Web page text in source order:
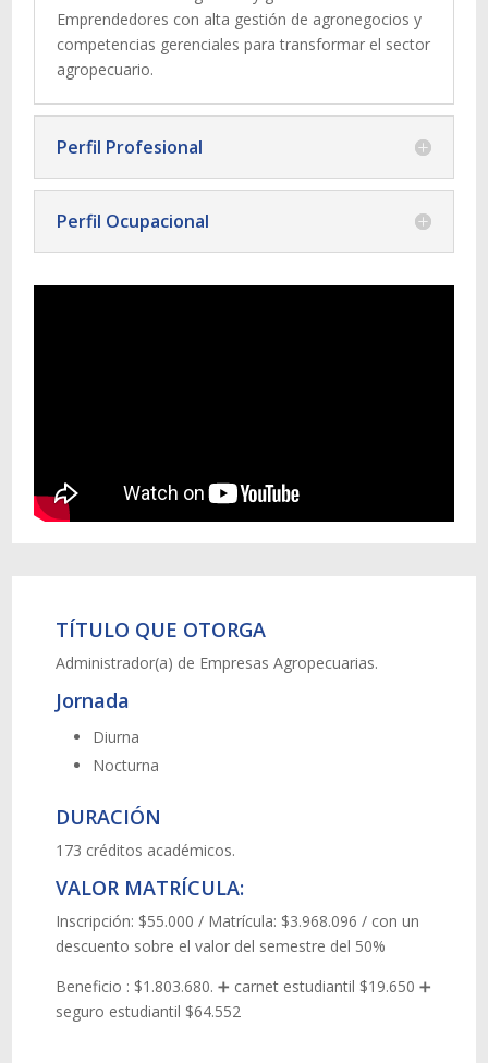
Emprendedores con alta gestión de agronegocios y
competencias gerenciales para transformar el sector
agropecuario.
Perfil Profesional
Perfil Ocupacional
TÍTULO QUE OTORGA
Administrador(a) de Empresas Agropecuarias.
Jornada
Diurna
Nocturna
DURACIÓN
173 créditos académicos.
VALOR MATRÍCULA:
Inscripción: $55.000 / Matrícula: $3.968.096 / con un
descuento sobre el valor del semestre del 50%
Beneficio : $1.803.680. ➕ carnet estudiantil $19.650 ➕
seguro estudiantil $64.552